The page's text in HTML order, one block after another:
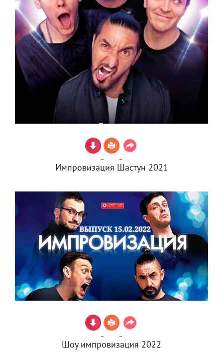
Импровизация Шастун 2021
Шоу импровизация 2022